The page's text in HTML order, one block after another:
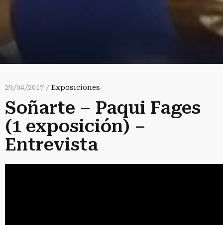
29/04/2017 / Exposiciones
Soñarte – Paqui Fages
(1 exposición) –
Entrevista